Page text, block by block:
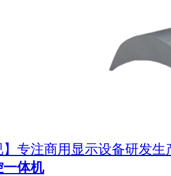
】专注商用显示设备研发
一体机